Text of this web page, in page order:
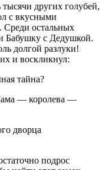
других голубей,
с вкусными
Среди остальных
Бабушку с Дедушкой.
долгой разлуки!
и воскликнул:
тайна?
— королева —
дворца
подрос